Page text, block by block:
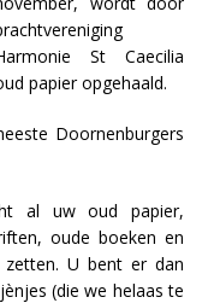
St Caecilia
papier opgehaald.
Doornenburgers
al uw oud papier,
oude boeken en
U bent er dan
(die we helaas te